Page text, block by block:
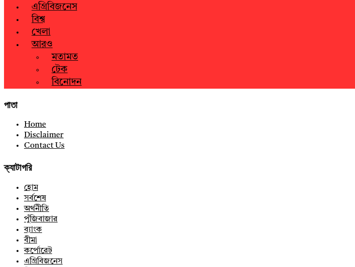
এগ্রিবিজনেস
বিশ্ব
খেলা
আরও
মতামত
টেক
বিনোদন
পাতা
Home
Disclaimer
Contact Us
ক্যাটাগরি
হোম
সর্বশেষ
অর্থনীতি
পুঁজিবাজার
ব্যাংক
বীমা
কর্পোরেট
এগ্রিবিজনেস